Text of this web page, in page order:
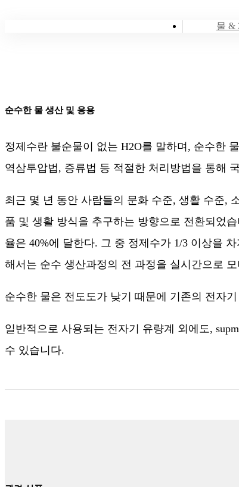
물 &
순수한 물 생산 및 응용
정제수란 불순물이 없는 H2O를 말하며, 순수한
역삼투압법, 증류법 등 적절한 처리방법을 통해
최근 몇 년 동안 사람들의 문화 수준, 생활 수준,
품 및 생활 방식을 추구하는 방향으로 전환되었
율은 40%에 달한다. 그 중 정제수가 1/3 이상을
해서는 순수 생산과정의 전 과정을 실시간으로
순수한 물은 전도도가 낮기 때문에 기존의 전자
일반적으로 사용되는 전자기 유량계 외에도,
수 있습니다.